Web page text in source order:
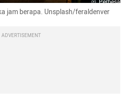
Perbesar
jam berapa. Unsplash/feraldenver
ADVERTISEMENT